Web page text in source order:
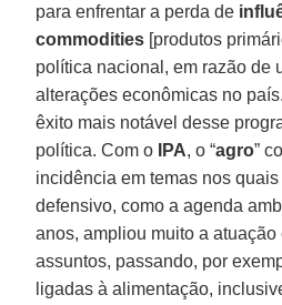
para enfrentar a perda de
commodities [produtos
política nacional, em razão de
alterações econômicas no
êxito mais notável desse
política. Com o
IPA, o “agro”
incidência em temas nos
defensivo, como a agenda
anos, ampliou muito a atuação
assuntos, passando, por
ligadas à alimentação,